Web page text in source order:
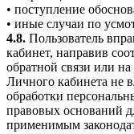
• поступление
• иные случаи по
4.8. Пользователь
кабинет, направив
обратной связи или
Личного кабинета не
обработки
правовых оснований
применимым